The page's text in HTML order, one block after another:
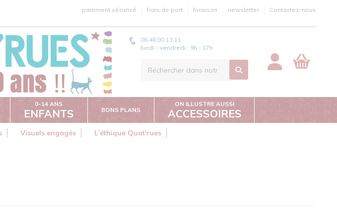
paiement sécurisé frais de port livraison newsletter Contactez-nous
06.48.00.13.11
lundi - vendredi : 9h - 17h
0-14 ANS
ENFANTS BONS PLANS
ON ILLUSTRE AUSSI
ACCESSOIRES
Visuels engagés L’éthique Quat'rues